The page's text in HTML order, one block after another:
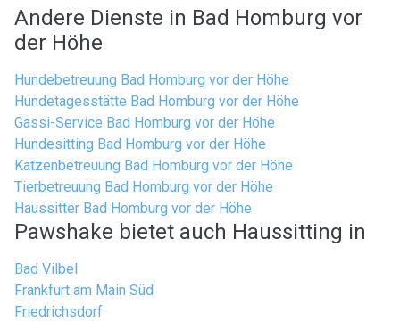
Andere Dienste in Bad Homburg vor
der Höhe
Hundebetreuung Bad Homburg vor der Höhe
Hundetagesstätte Bad Homburg vor der Höhe
Gassi-Service Bad Homburg vor der Höhe
Hundesitting Bad Homburg vor der Höhe
Katzenbetreuung Bad Homburg vor der Höhe
Tierbetreuung Bad Homburg vor der Höhe
Haussitter Bad Homburg vor der Höhe
Pawshake bietet auch Haussitting in
Bad Vilbel
Frankfurt am Main Süd
Friedrichsdorf